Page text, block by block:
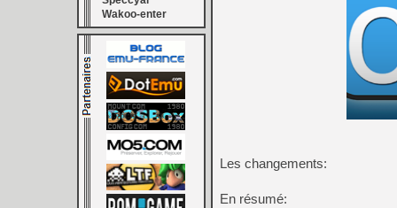
Wakoo-enter
Les changements:
En résumé: